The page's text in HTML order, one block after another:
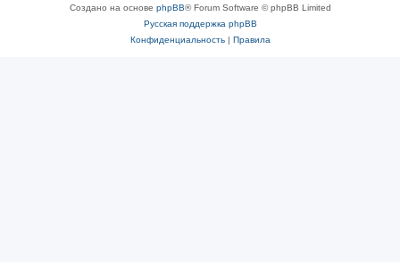
Создано на основе phpBB® Forum Software © phpBB Limited
Русская поддержка phpBB
Конфиденциальность| Правила